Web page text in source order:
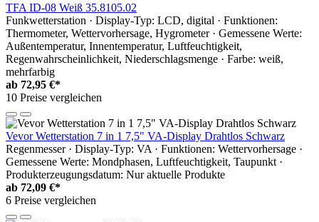
TFA ID-08 Weiß 35.8105.02
Funkwetterstation · Display-Typ: LCD, digital · Funktionen:
Thermometer, Wettervorhersage, Hygrometer · Gemessene Werte:
Außentemperatur, Innentemperatur, Luftfeuchtigkeit,
Regenwahrscheinlichkeit, Niederschlagsmenge · Farbe: weiß,
mehrfarbig
ab 72,95 €*
10 Preise vergleichen
Vevor Wetterstation 7 in 1 7,5" VA-Display Drahtlos Schwarz
Regenmesser · Display-Typ: VA · Funktionen: Wettervorhersage ·
Gemessene Werte: Mondphasen, Luftfeuchtigkeit, Taupunkt ·
Produkterzeugungsdatum: Nur aktuelle Produkte
ab 72,09 €*
6 Preise vergleichen